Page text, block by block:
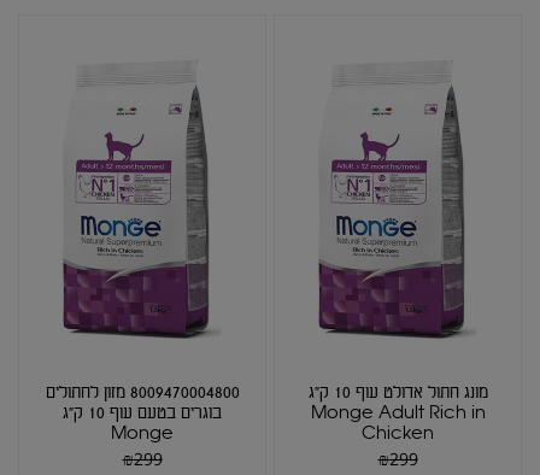
מונג חתול אדולט עוף 10 ק"ג
Monge Adult Rich in
Chicken
₪299
8009470004800 מזון לחתולים
בוגרים בטעם עוף 10 ק"ג
Monge
₪299